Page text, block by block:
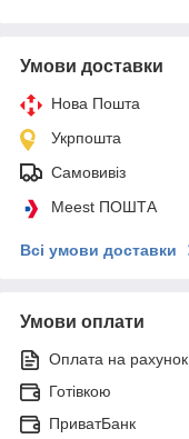
Умови доставки
Нова Пошта
Укрпошта
Самовивіз
Meest ПОШТА
Всі умови доставки
Умови оплати
Оплата на рахунок
Готівкою
ПриватБанк